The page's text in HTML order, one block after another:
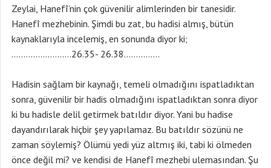
Zeylai, Hanefî’nin çok güvenilir alimlerinden bir tanesidir.
Hanefî mezhebinin. Şimdi bu zat, bu hadisi almış, bütün
kaynaklarıyla incelemiş, en sonunda diyor ki;
…………………….26.35- 26.38……………
Hadisin sağlam bir kaynağı, temeli olmadığını ispatladıktan
sonra, güvenilir bir hadis olmadığını ispatladıktan sonra diyor
ki bu hadisle delil getirmek batıldır diyor. Yani bu hadise
dayandırılarak hiçbir şey yapılamaz. Bu batıldır sözünü ne
zaman söylemiş? Ölümü yedi yüz altmış iki, tabi ki ölmeden
önce değil mi? ve kendisi de Hanefî mezhebi ulemasından. Şu